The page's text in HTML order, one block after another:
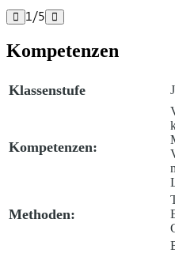
 1/5 
Kompetenzen
Klassenstufe
Kompetenzen:
Methoden: